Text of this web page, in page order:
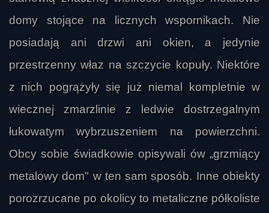
domy stojące na licznych wspornikach. Nie
posiadają ani drzwi ani okien, a jedynie
przestrzenny właz na szczycie kopuły. Niektóre
z nich pogrążyły się już niemal kompletnie w
wiecznej zmarzlinie z ledwie dostrzegalnym
łukowatym wybrzuszeniem na powierzchni.
Obcy sobie świadkowie opisywali ów „grzmiący
metalowy dom" w ten sam sposób. Inne obiekty
porozrzucane po okolicy to metaliczne półkoliste